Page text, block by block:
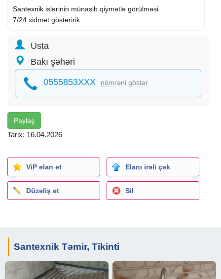
Santexnik islərinin münasib qiymətlə görülməsi
7/24 xidmət göstəririk
Usta
Bakı şəhəri
0555853XXX nömrəni göstər
Paylaş
Tarix: 16.04.2026
ViP elan et Elanı irəli çək
Düzəliş et Sil
Santexnik Təmir, Tikinti